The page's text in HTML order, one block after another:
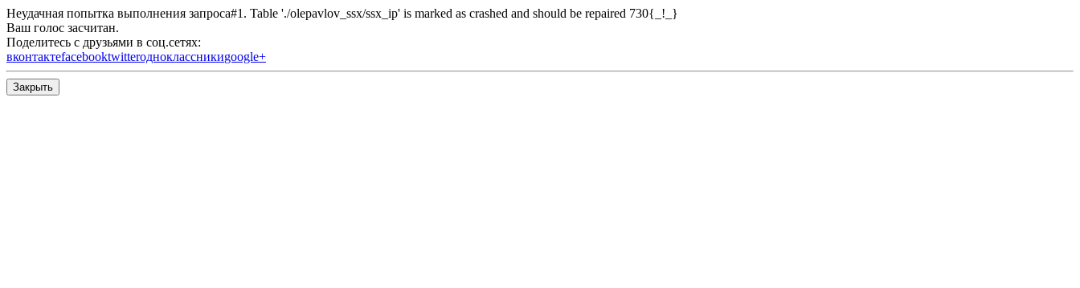
Неудачная попытка выполнения запроса#1. Table './olepavlov_ssx/ssx_ip' is marked as crashed and should be repaired 730{_!_}
Ваш голос засчитан.
Поделитесь с друзьями в соц.сетях:
вконтактеfacebooktwitterодноклассникиgoogle+